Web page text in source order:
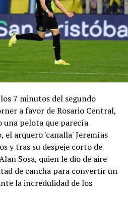
7 minutos del segundo
a favor de Rosario Central,
una pelota que parecía
el arquero 'canalla' Jeremías
y tras su despeje corto de
Sosa, quien le dio de aire
de cancha para convertir un
la incredulidad de los